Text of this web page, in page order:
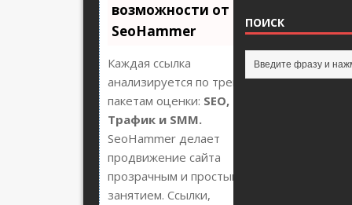
возможности от
SeoHammer
Каждая ссылка
анализируется по трем
пакетам оценки: SEO,
Трафик и SMM.
SeoHammer делает
продвижение сайта
прозрачным и простым
занятием. Ссылки,
ПОИСК